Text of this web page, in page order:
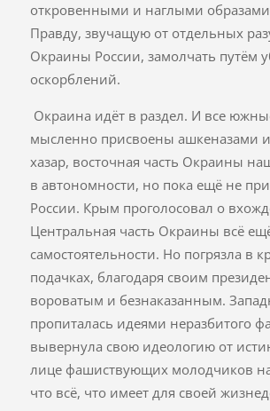
откровенными и наглыми образами,
Правду, звучащую от отдельных
Окраины России, замолчать путём
оскорблений.
Окраина идёт в раздел. И все
мысленно присвоены ашкеназами
хазар, восточная часть Окраины
в автономности, но пока ещё не
России. Крым проголосовал о
Центральная часть Окраины всё
самостоятельности. Но погрязла в
подачках, благодаря своим
вороватым и безнаказанным.
пропиталась идеями неразбитого
вывернула свою идеологию от
лице фашиствующих молодчиков
что всё, что имеет для своей